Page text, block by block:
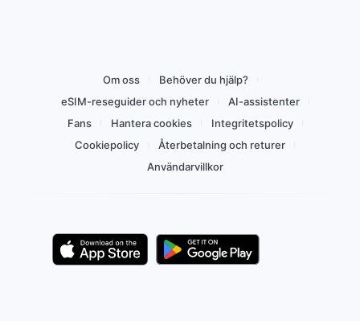
Om oss
Behöver du hjälp?
eSIM-reseguider och nyheter
AI-assistenter
Fans
Hantera cookies
Integritetspolicy
Cookiepolicy
Återbetalning och returer
Användarvillkor